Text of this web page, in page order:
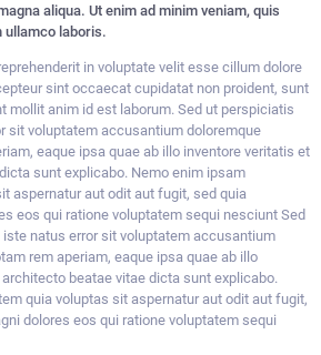
aliqua. Ut enim ad minim veniam, quis
ullamco laboris.
in voluptate velit esse cillum dolore
sint occaecat cupidatat non proident, sunt
mollit anim id est laborum. Sed ut perspiciatis
sit voluptatem accusantium doloremque
eaque ipsa quae ab illo inventore veritatis et
sunt explicabo. Nemo enim ipsam
aspernatur aut odit aut fugit, sed quia
eos qui ratione voluptatem sequi nesciunt Sed
natus error sit voluptatem accusantium
rem aperiam, eaque ipsa quae ab illo
beatae vitae dicta sunt explicabo.
quia voluptas sit aspernatur aut odit aut fugit,
dolores eos qui ratione voluptatem sequi